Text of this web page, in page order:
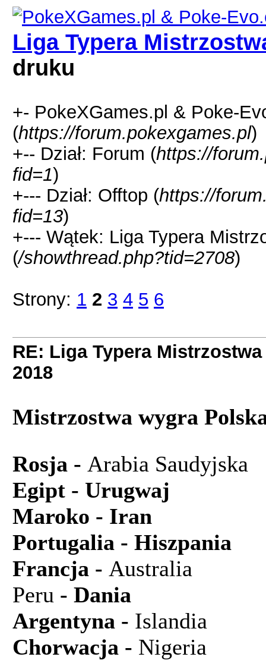
Liga Typera
druku
+- PokeXGames.pl & Poke-
(https://forum.pokexgames.pl)
+-- Dział: Forum (https://
fid=1)
+--- Dział: Offtop (https://
fid=13)
+--- Wątek: Liga Typera
(/showthread.php?tid=2708)
Strony: 1 2 3 4 5 6
RE: Liga Typera Mistrzostwa
2018
Mistrzostwa wygra
Rosja - Arabia
Egipt - Urugwaj
Maroko -
Portugalia -
Francja -
Peru -
Argentyna - Islandia
Chorwacja - Nigeria